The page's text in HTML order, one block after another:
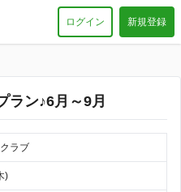
ログイン 新規登録
ラン♪6月～9月
ラブ
)